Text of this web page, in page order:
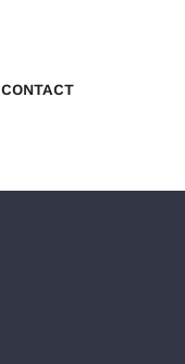
CONTACT